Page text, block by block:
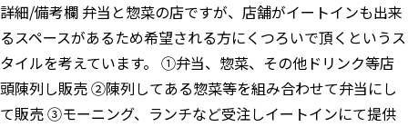
詳細/備考欄 弁当と惣菜の店ですが、店舗がイートインも出来
るスペースがあるため希望される方にくつろいで頂くというス
タイルを考えています。 ①弁当、惣菜、その他ドリンク等店
頭陳列し販売 ②陳列してある惣菜等を組み合わせて弁当にし
て販売 ③モーニング、ランチなど受注しイートインにて提供